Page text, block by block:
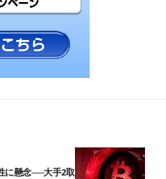
懸念──大手2取引所で約3,800億